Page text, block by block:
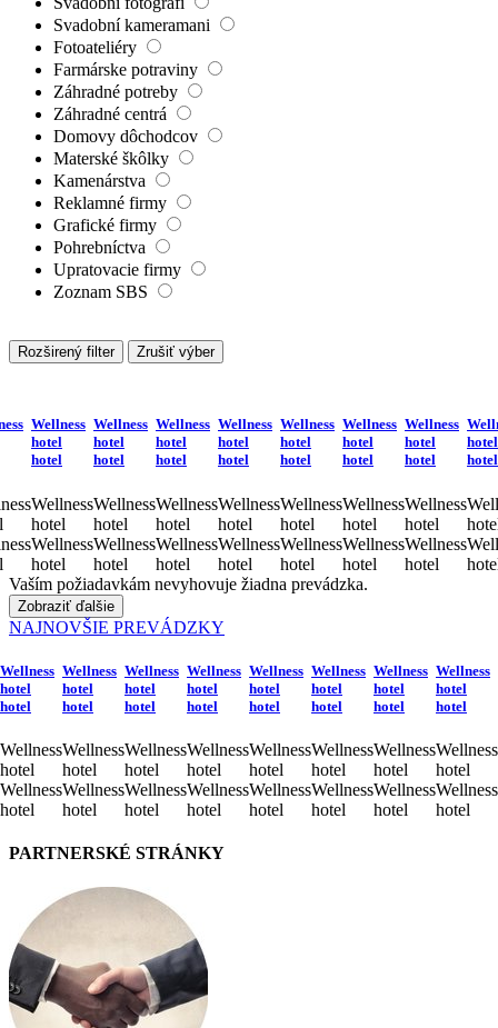
Svadobní kameramani
Fotoateliéry
Farmárske potraviny
Záhradné potreby
Záhradné centrá
Domovy dôchodcov
Materské škôlky
Kamenárstva
Reklamné firmy
Grafické firmy
Pohrebníctva
Upratovacie firmy
Zoznam SBS
Rozširený filter Zrušiť výber
Wellness
hotel
hotel
Wellness
hotel
Wellness
hotel
Wellness
hotel
hotel
Wellness
hotel
Wellness
hotel
Wellness
hotel
hotel
Wellness
hotel
Wellness
hotel
Wellness
hotel
hotel
Wellness
hotel
Wellness
hotel
Wellness
hotel
hotel
Wellness
hotel
Wellness
hotel
Wellness
hotel
hotel
Wellness
hotel
Wellness
hotel
Wellness
hotel
hotel
Wellness
hotel
Wellness
hotel
hotel
hotel
Vaším požiadavkám nevyhovuje žiadna prevádzka.
Zobraziť ďalšie
NAJNOVŠIE PREVÁDZKY
Wellness
hotel
hotel
Wellness
hotel
Wellness
hotel
Wellness
hotel
hotel
Wellness
hotel
Wellness
hotel
Wellness
hotel
hotel
Wellness
hotel
Wellness
hotel
Wellness
hotel
hotel
Wellness
hotel
Wellness
hotel
Wellness
hotel
hotel
Wellness
hotel
Wellness
hotel
Wellness
hotel
hotel
Wellness
hotel
Wellness
hotel
Wellness
hotel
hotel
Wellness
hotel
Wellness
hotel
Wellness
hotel
hotel
Wellness
hotel
Wellness
hotel
PARTNERSKÉ STRÁNKY